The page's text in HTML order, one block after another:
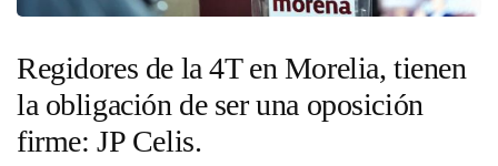
Regidores de la 4T en Morelia, tienen
la obligación de ser una oposición
firme: JP Celis.